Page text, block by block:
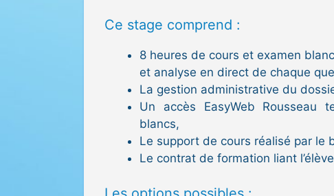
Ce stage comprend :
8 heures de cours et examen
et analyse en direct de chaque
La gestion administrative du
Un accès EasyWeb Rousseau
blancs,
Le support de cours réalisé par le
Le contrat de formation liant